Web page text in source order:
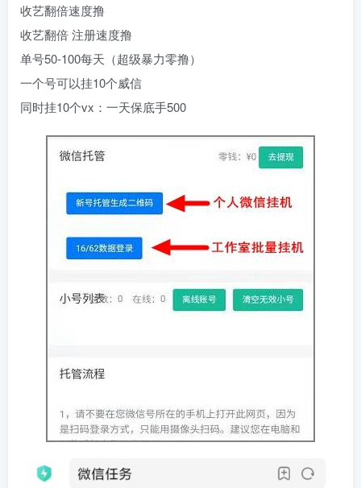
收艺翻倍速度撸
收艺翻倍 注册速度撸
单号50-100每天（超级暴力零撸）
一个号可以挂10个威信
同时挂10个vx：一天保底手500